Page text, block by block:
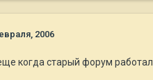
2006
когда старый форум работал